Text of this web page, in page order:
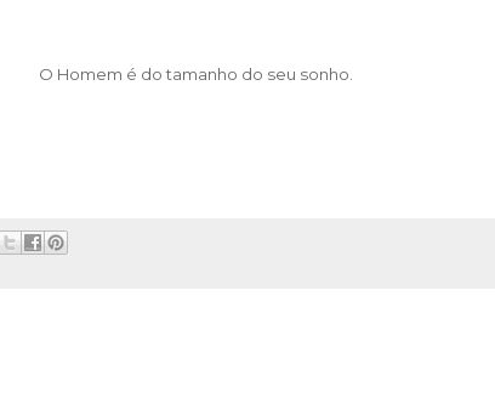
O Homem é do tamanho do seu sonho.